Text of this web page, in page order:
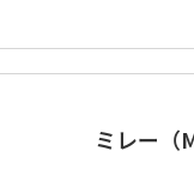
ミレー（